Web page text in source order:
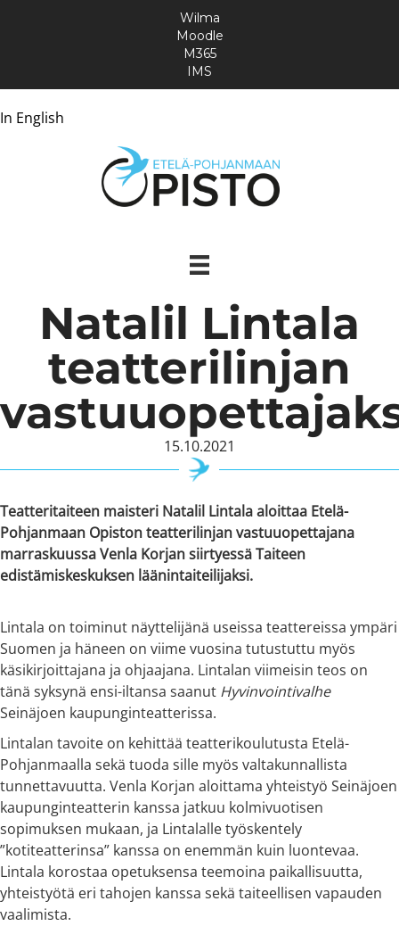
In English
Wilma
Moodle
M365
IMS
Natalil Lintala
teatterilinjan
15.10.2021
Teatteritaiteen maisteri Natalil Lintalaaloittaa Etelä-
Pohjanmaan Opiston teatterilinjan vastuuopettajana
marraskuussaVenla Korjansiirtyessä Taiteen
edistämiskeskuksen läänintaiteilijaksi.
Lintala on toiminut näyttelijänä useissa teattereissa ympäri
Suomen ja häneen on viime vuosina tutustuttu myös
käsikirjoittajana ja ohjaajana. Lintalan viimeisin teos on
tänä syksynä ensi-iltansa saanut Hyvinvointivalhe
Seinäjoen kaupunginteatterissa.
Lintalan tavoite on kehittää teatterikoulutusta Etelä-
Pohjanmaalla sekä tuoda sille myös valtakunnallista
tunnettavuutta. Venla Korjan aloittama yhteistyö Seinäjoen
kaupunginteatterin kanssa jatkuu kolmivuotisen
sopimuksen mukaan, ja Lintalalle työskentely
”kotiteatterinsa” kanssa on enemmän kuin luontevaa.
Lintala korostaa opetuksensa teemoina paikallisuutta,
yhteistyötä eri tahojen kanssa sekä taiteellisen vapauden
vaalimista.